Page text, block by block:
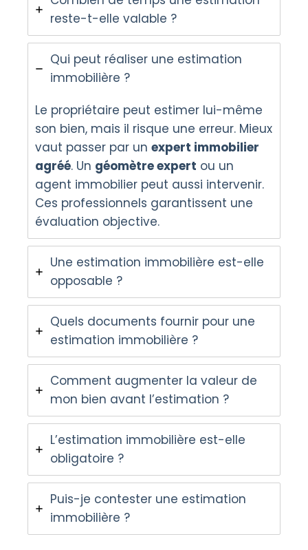
reste-t-elle valable ?
Qui peut réaliser une estimation
immobilière ?
Le propriétaire peut estimer lui-même
son bien, mais il risque une erreur. Mieux
vaut passer par un expert immobilier
agréé. Un géomètre expert ou un
agent immobilier peut aussi intervenir.
Ces professionnels garantissent une
évaluation objective.
Une estimation immobilière est-elle
opposable ?
Quels documents fournir pour une
estimation immobilière ?
Comment augmenter la valeur de
mon bien avant l’estimation ?
L’estimation immobilière est-elle
obligatoire ?
Puis-je contester une estimation
immobilière ?